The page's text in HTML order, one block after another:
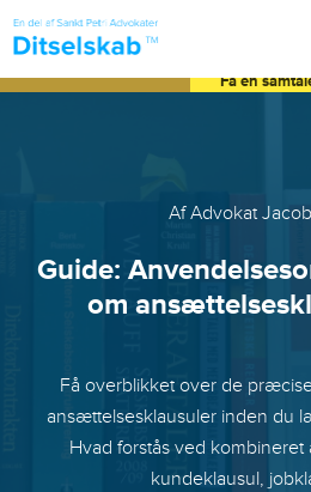
Af Advokat
Guide:
om
Få overblikket over de
ansættelsesklausuler inden du
Hvad forstås ved
kundeklausul,
Få en